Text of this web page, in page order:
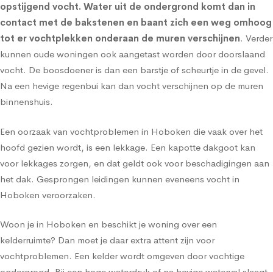
opstijgend vocht. Water uit de ondergrond komt dan in
contact met de bakstenen en baant zich een weg omhoog
tot er vochtplekken onderaan de muren verschijnen. Verder
kunnen oude woningen ook aangetast worden door doorslaand
vocht. De boosdoener is dan een barstje of scheurtje in de gevel.
Na een hevige regenbui kan dan vocht verschijnen op de muren
binnenshuis.
Een oorzaak van vochtproblemen in Hoboken die vaak over het
hoofd gezien wordt, is een lekkage. Een kapotte dakgoot kan
voor lekkages zorgen, en dat geldt ook voor beschadigingen aan
het dak. Gesprongen leidingen kunnen eveneens vocht in
Hoboken veroorzaken.
Woon je in Hoboken en beschikt je woning over een
kelderruimte? Dan moet je daar extra attent zijn voor
vochtproblemen. Een kelder wordt omgeven door vochtige